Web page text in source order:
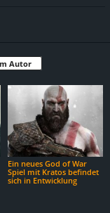
Autor
Ein neues God of War
Spiel mit Kratos befindet
sich in Entwicklung